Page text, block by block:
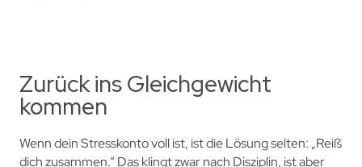
Zurück ins Gleichgewicht
kommen
Wenn dein Stresskonto voll ist, ist die Lösung selten: „Reiß
dich zusammen.“ Das klingt zwar nach Disziplin, ist aber